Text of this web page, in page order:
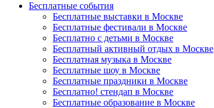
Бесплатные события
Бесплатные выставки в Москве
Бесплатные фестивали в Москве
Бесплатно с детьми в Москве
Бесплатный активный отдых в Москве
Бесплатная музыка в Москве
Бесплатные шоу в Москве
Бесплатные праздники в Москве
Бесплатно! стендап в Москве
Бесплатные образование в Москве